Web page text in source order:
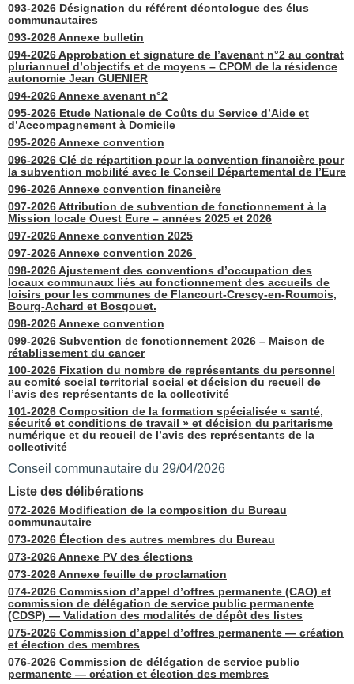
093-2026 Désignation du référent déontologue des élus
communautaires
093-2026 Annexe bulletin
094-2026 Approbation et signature de l’avenant n°2 au contrat
pluriannuel d’objectifs et de moyens – CPOM de la résidence
autonomie Jean GUENIER
094-2026 Annexe avenant n°2
095-2026 Etude Nationale de Coûts du Service d’Aide et
d’Accompagnement à Domicile
095-2026 Annexe convention
096-2026 Clé de répartition pour la convention financière pour
la subvention mobilité avec le Conseil Départemental de l’Eure
096-2026 Annexe convention financière
097-2026 Attribution de subvention de fonctionnement à la
Mission locale Ouest Eure – années 2025 et 2026
097-2026 Annexe convention 2025
097-2026 Annexe convention 2026
098-2026 Ajustement des conventions d’occupation des
locaux communaux liés au fonctionnement des accueils de
loisirs pour les communes de Flancourt-Crescy-en-Roumois,
Bourg-Achard et Bosgouet.
098-2026 Annexe convention
099-2026 Subvention de fonctionnement 2026 – Maison de
rétablissement du cancer
100-2026 Fixation du nombre de représentants du personnel
au comité social territorial social et décision du recueil de
l’avis des représentants de la collectivité
101-2026 Composition de la formation spécialisée « santé,
sécurité et conditions de travail » et décision du paritarisme
numérique et du recueil de l’avis des représentants de la
collectivité
Conseil communautaire du 29/04/2026
Liste des délibérations
072-2026 Modification de la composition du Bureau
communautaire
073-2026 Élection des autres membres du Bureau
073-2026 Annexe PV des élections
073-2026 Annexe feuille de proclamation
074-2026 Commission d’appel d’offres permanente (CAO) et
commission de délégation de service public permanente
(CDSP) — Validation des modalités de dépôt des listes
075-2026 Commission d’appel d’offres permanente — création
et élection des membres
076-2026 Commission de délégation de service public
permanente — création et élection des membres